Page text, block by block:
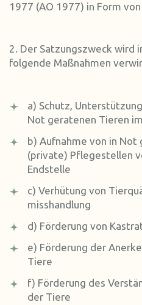
1977 (AO 1977) in Form
2. Der Satzungszweck wird
folgende Maßnahmen
a) Schutz,
Not geratenen Tieren
b) Aufnahme von in Not
(private) Pflegestellen
Endstelle
c) Verhütung von
misshandlung
d) Förderung von
e) Förderung der
Tiere
f) Förderung des
der Tiere